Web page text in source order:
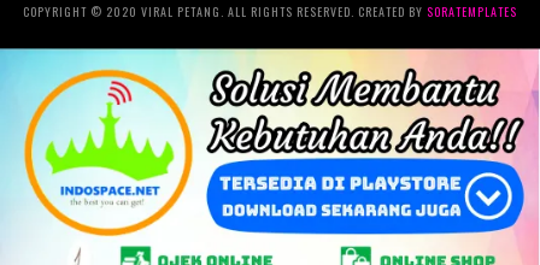
COPYRIGHT © 2020 VIRAL PETANG. ALL RIGHTS RESERVED. CREATED BY SORATEMPLATES